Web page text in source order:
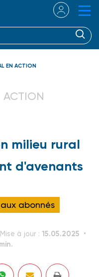
EN ACTION
ACTION
milieu rural
d'avenants
abonnés
à jour : 15.05.2025